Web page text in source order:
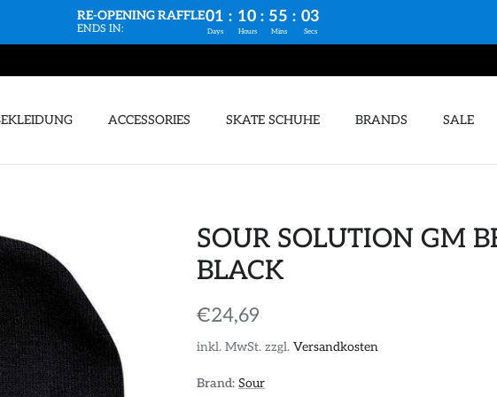
RE-OPENING RAFFLE
ENDS IN:
01 : 10 : 55 : 03
Days Hours Mins Secs
ACCESSORIES SKATE SCHUHE BRANDS SALE
SOUR SOLUTION GM
BLACK
€24,69
inkl. MwSt. zzgl.Versandkosten
Brand: Sour